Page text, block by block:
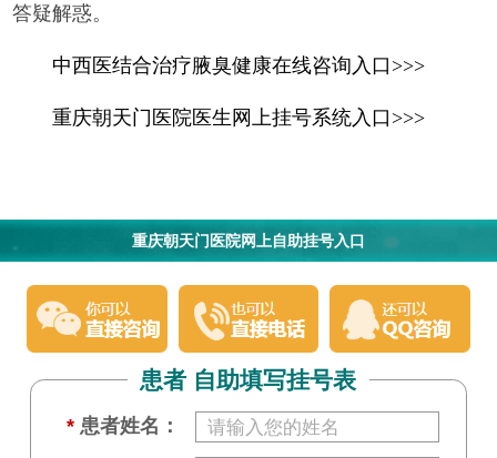
答疑解惑。
中西医结合治疗腋臭健康在线咨询入口>>>
重庆朝天门医院医生网上挂号系统入口>>>
重庆朝天门医院网上自助挂号入口
患者 自助填写挂号表
* 患者姓名：